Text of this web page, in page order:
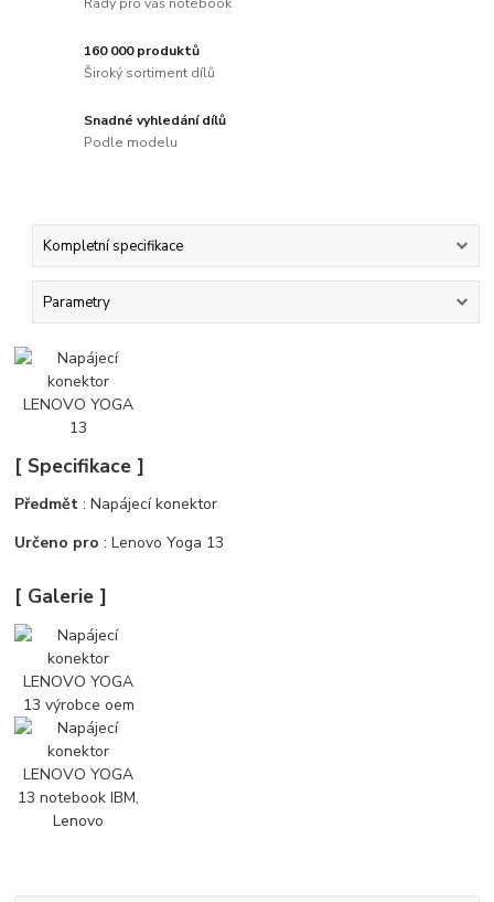
160 000 produktů
Široký sortiment dílů
Snadné vyhledání dílů
Podle modelu
Kompletní specifikace
Parametry
[ Specifikace ]
Předmět : Napájecí konektor
Určeno pro : Lenovo Yoga 13
[ Galerie ]